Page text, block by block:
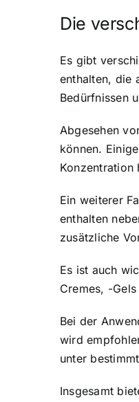
Die
Es gibt
enthalten, die
Bedürfnissen
Abgesehen
können.
Konzentration
Ein weiterer
enthalten
zusätzliche
Es ist auch
Cremes, -
Bei der
wird
unter
Insgesamt